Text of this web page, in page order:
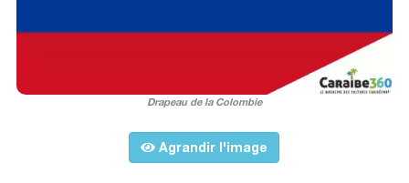
Drapeau de la Colombie
Agrandir l'image